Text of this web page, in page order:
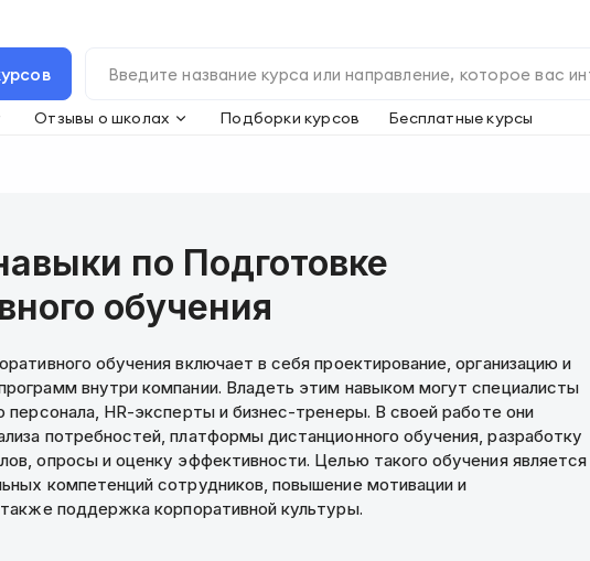
Отзывы о школах Подборки курсов Бесплатные курсы
по Подготовке
обучения
обучения включает в себя проектирование, организацию и
внутри компании. Владеть этим навыком могут специалисты
персонала, HR-эксперты и бизнес-тренеры. В своей работе они
потребностей, платформы дистанционного обучения, разработку
опросы и оценку эффективности. Целью такого обучения является
компетенций сотрудников, повышение мотивации и
поддержка корпоративной культуры.